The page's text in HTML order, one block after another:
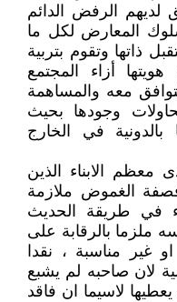
لديهم الرفض الدائم
المعارض لكل ما
ذاتها وتقوم بتربية
أزاء المجتمع
معه والمساهمة
وجودها بحيث
في الخارج
الابناء الذين
الغموض ملازمة
في طريقة الحديث
ملزما بالرقابة على
غير مناسبة ، نقدا
لان صاحبه لم يشبع
لاسيما ان فاقد